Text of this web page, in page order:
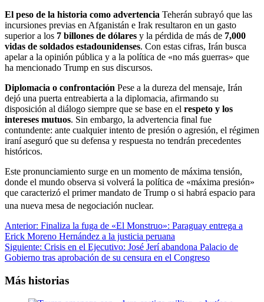
El peso de la historia como advertencia Teherán subrayó que las
incursiones previas en Afganistán e Irak resultaron en un gasto
superior a los 7 billones de dólares y la pérdida de más de 7,000
vidas de soldados estadounidenses. Con estas cifras, Irán busca
apelar a la opinión pública y a la política de «no más guerras» que
ha mencionado Trump en sus discursos.
Diplomacia o confrontación Pese a la dureza del mensaje, Irán
dejó una puerta entreabierta a la diplomacia, afirmando su
disposición al diálogo siempre que se base en el respeto y los
intereses mutuos. Sin embargo, la advertencia final fue
contundente: ante cualquier intento de presión o agresión, el régimen
iraní aseguró que su defensa y respuesta no tendrán precedentes
históricos.
Este pronunciamiento surge en un momento de máxima tensión,
donde el mundo observa si volverá la política de «máxima presión»
que caracterizó el primer mandato de Trump o si habrá espacio para
una nueva mesa de negociación nuclear.
Navegación
de
entradas
Anterior: Finaliza la fuga de «El Monstruo»: Paraguay entrega a
Erick Moreno Hernández a la justicia peruana
Siguiente: Crisis en el Ejecutivo: José Jerí abandona Palacio de
Gobierno tras aprobación de su censura en el Congreso
Más historias